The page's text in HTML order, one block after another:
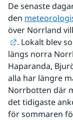
De senaste
den
över Norrland
Länk till
​​​​​​​. Lokalt blev
längs norra
Haparanda,
alla har längre
Norrbotten där
det tidigaste
för sommaren